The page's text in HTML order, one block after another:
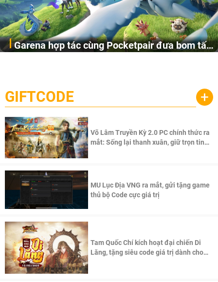
Garena hợp tác cùng Pocketpair đưa bom tấn
cầu, theo giấy phép chính thức từ công ty game Nhật Bản
Pocketpair, Inc.
GIFTCODE +
Võ Lâm Truyền Kỳ 2.0 PC chính thức ra
mắt: Sống lại thanh xuân, giữ trọn tinh
MU Lục Địa VNG ra mắt, gửi tặng game
thủ bộ Code cực giá trị
Tam Quốc Chí kích hoạt đại chiến Di
Lăng, tặng siêu code giá trị dành cho